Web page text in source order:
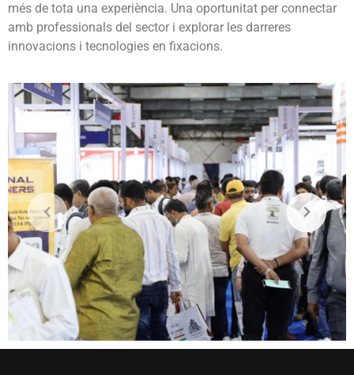
més de tota una experiència. Una oportunitat per connectar
amb professionals del sector i explorar les darreres
innovacions i tecnologies en fixacions.